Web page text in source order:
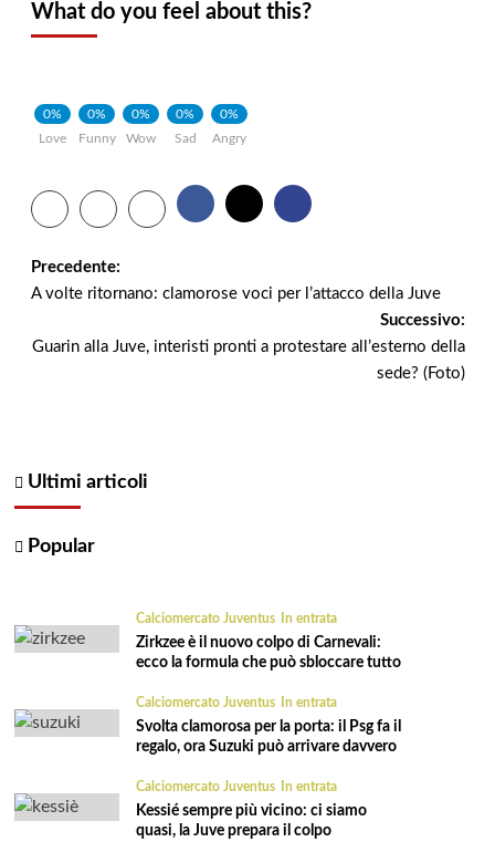
What do you feel about this?
0%
Love
0%
Funny
0%
Wow
0%
Sad
0%
Angry
Navigazione
Precedente:
A volte ritornano: clamorose voci per l’attacco della Juve
Successivo:
Guarin alla Juve, interisti pronti a protestare all’esterno della
sede? (Foto)
Ultimi articoli
Popular
Calciomercato Juventus In entrata
Zirkzee è il nuovo colpo di Carnevali:
ecco la formula che può sbloccare tutto
Calciomercato Juventus In entrata
Svolta clamorosa per la porta: il Psg fa il
regalo, ora Suzuki può arrivare davvero
Calciomercato Juventus In entrata
Kessié sempre più vicino: ci siamo
quasi, la Juve prepara il colpo